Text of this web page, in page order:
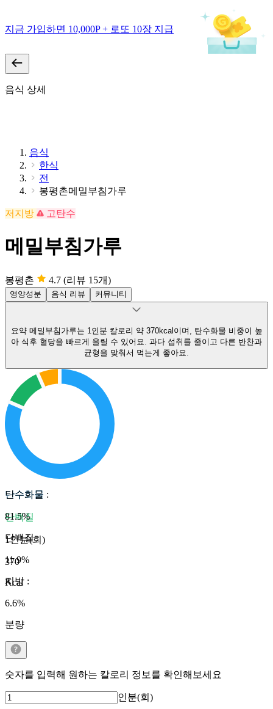
지금 가입하면 10,000P + 로또 10장 지급
음식 상세
음식
한식
전
봉평촌메밀부침가루
저지방 고탄수
메밀부침가루
봉평촌 4.7 (리뷰 15개)
영양성분 음식 리뷰 커뮤니티
요약 메밀부침가루는 1인분 칼로리 약 370kcal이며, 탄수화물 비중이 높
아 식후 혈당을 빠르게 올릴 수 있어요. 과다 섭취를 줄이고 다른 반찬과
균형을 맞춰서 먹는게 좋아요.
탄수화물
단백질
1인분(회)
370
Kcal
탄수화물 :
81.5%
단백질:
11.9%
지방 :
6.6%
분량
숫자를 입력해 원하는 칼로리 정보를 확인해보세요
인분(회)